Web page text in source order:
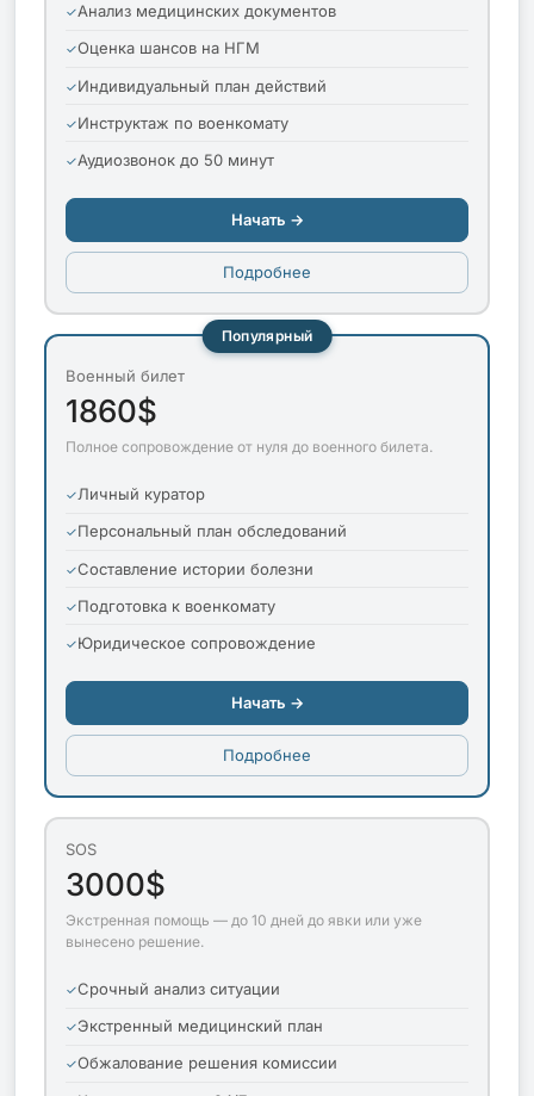
Анализ медицинских документов
Оценка шансов на НГМ
Индивидуальный план действий
Инструктаж по военкомату
Аудиозвонок до 50 минут
Начать →
Подробнее
Популярный
Военный билет
1860$
Полное сопровождение от нуля до военного билета.
Личный куратор
Персональный план обследований
Составление истории болезни
Подготовка к военкомату
Юридическое сопровождение
Начать →
Подробнее
SOS
3000$
Экстренная помощь — до 10 дней до явки или уже
вынесено решение.
Срочный анализ ситуации
Экстренный медицинский план
Обжалование решения комиссии